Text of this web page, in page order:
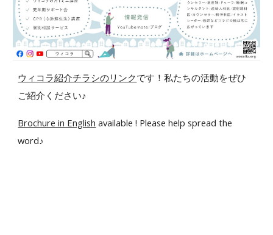
ウィコラ紹介チラシのリンクです！私たちの活動をぜひ
ご紹介ください♪
Brochure in English available ! Please help spread the
word♪